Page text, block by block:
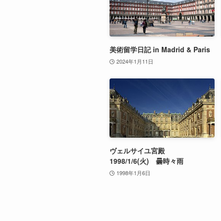
美術留学日記 in Madrid & Paris
2024年1月11日
ヴェルサイユ宮殿
1998/1/6(火) 曇時々雨
1998年1月6日